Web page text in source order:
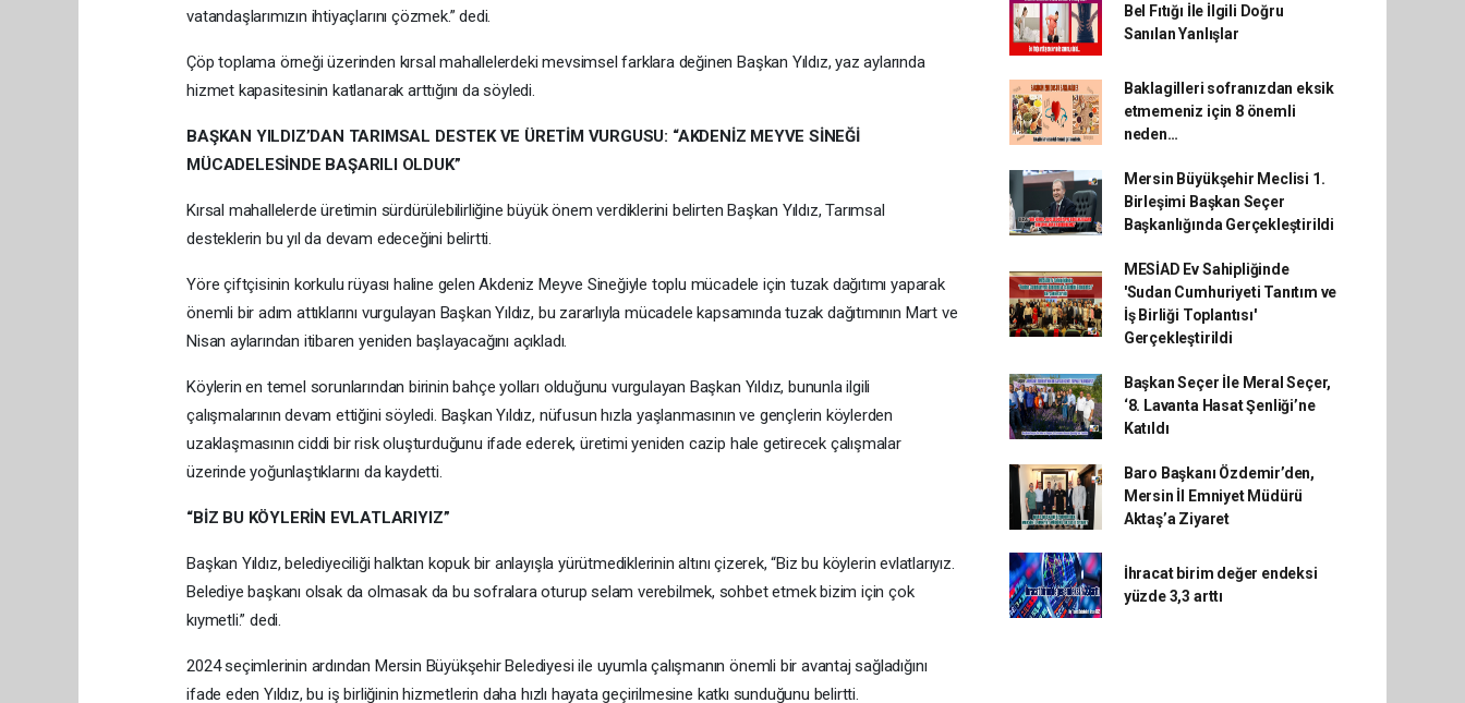
vatandaşlarımızın ihtiyaçlarını çözmek.” dedi.
Çöp toplama örneği üzerinden kırsal mahallelerdeki mevsimsel farklara değinen Başkan Yıldız, yaz aylarında
hizmet kapasitesinin katlanarak arttığını da söyledi.
BAŞKAN YILDIZ’DAN TARIMSAL DESTEK VE ÜRETİM VURGUSU: “AKDENİZ MEYVE SİNEĞİ
MÜCADELESİNDE BAŞARILI OLDUK”
Kırsal mahallelerde üretimin sürdürülebilirliğine büyük önem verdiklerini belirten Başkan Yıldız, Tarımsal
desteklerin bu yıl da devam edeceğini belirtti.
Yöre çiftçisinin korkulu rüyası haline gelen Akdeniz Meyve Sineğiyle toplu mücadele için tuzak dağıtımı yaparak
önemli bir adım attıklarını vurgulayan Başkan Yıldız, bu zararlıyla mücadele kapsamında tuzak dağıtımının Mart ve
Nisan aylarından itibaren yeniden başlayacağını açıkladı.
Köylerin en temel sorunlarından birinin bahçe yolları olduğunu vurgulayan Başkan Yıldız, bununla ilgili
çalışmalarının devam ettiğini söyledi. Başkan Yıldız, nüfusun hızla yaşlanmasının ve gençlerin köylerden
uzaklaşmasının ciddi bir risk oluşturduğunu ifade ederek, üretimi yeniden cazip hale getirecek çalışmalar
üzerinde yoğunlaştıklarını da kaydetti.
“BİZ BU KÖYLERİN EVLATLARIYIZ”
Başkan Yıldız, belediyeciliği halktan kopuk bir anlayışla yürütmediklerinin altını çizerek, “Biz bu köylerin evlatlarıyız.
Belediye başkanı olsak da olmasak da bu sofralara oturup selam verebilmek, sohbet etmek bizim için çok
kıymetli.” dedi.
2024 seçimlerinin ardından Mersin Büyükşehir Belediyesi ile uyumla çalışmanın önemli bir avantaj sağladığını
ifade eden Yıldız, bu iş birliğinin hizmetlerin daha hızlı hayata geçirilmesine katkı sunduğunu belirtti.
Bel Fıtığı İle İlgili Doğru
Sanılan Yanlışlar
Baklagilleri sofranızdan eksik
etmemeniz için 8 önemli
neden…
Mersin Büyükşehir Meclisi 1.
Birleşimi Başkan Seçer
Başkanlığında Gerçekleştirildi
MESİAD Ev Sahipliğinde
'Sudan Cumhuriyeti Tanıtım ve
İş Birliği Toplantısı'
Gerçekleştirildi
Başkan Seçer İle Meral Seçer,
‘8. Lavanta Hasat Şenliği’ne
Katıldı
Baro Başkanı Özdemir’den,
Mersin İl Emniyet Müdürü
Aktaş’a Ziyaret
İhracat birim değer endeksi
yüzde 3,3 arttı